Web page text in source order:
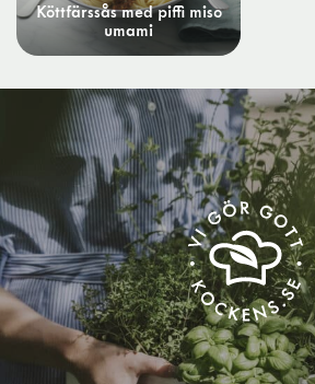
Köttfärssås med piffi miso
umami